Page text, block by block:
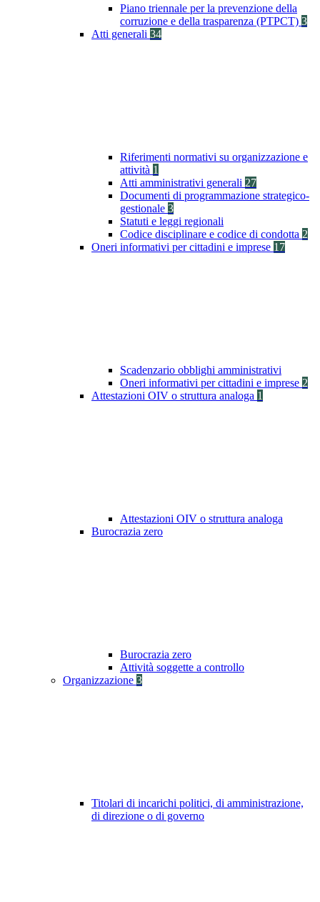
Piano triennale per la prevenzione della
corruzione e della trasparenza (PTPCT) 3
Atti generali 34
Riferimenti normativi su organizzazione e
attività 1
Atti amministrativi generali 27
Documenti di programmazione strategico-
gestionale 3
Statuti e leggi regionali
Codice disciplinare e codice di condotta 2
Oneri informativi per cittadini e imprese 17
Scadenzario obblighi amministrativi
Oneri informativi per cittadini e imprese 2
Attestazioni OIV o struttura analoga 1
Attestazioni OIV o struttura analoga
Burocrazia zero
Burocrazia zero
Attività soggette a controllo
Organizzazione 3
Titolari di incarichi politici, di amministrazione,
di direzione o di governo